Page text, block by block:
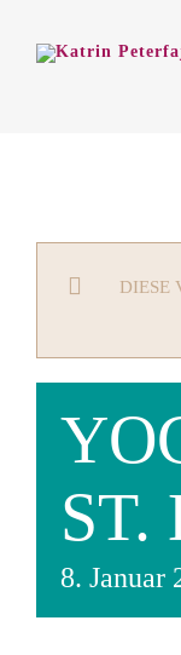
springen
DIESE
ST.
8. Januar